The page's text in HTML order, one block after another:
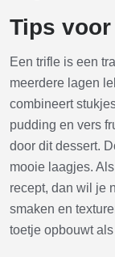
Tips
Een trifle is een
meerdere lagen
combineert
pudding en vers
door dit dessert.
mooie laagjes.
recept, dan wil je
smaken en
toetje opbouwt